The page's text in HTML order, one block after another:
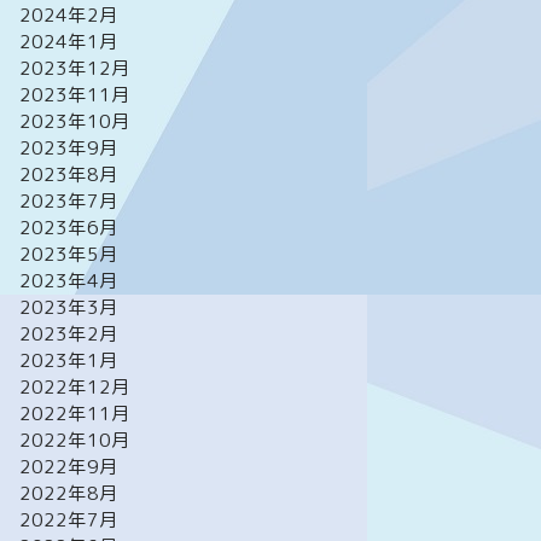
2024年2月
2024年1月
2023年12月
2023年11月
2023年10月
2023年9月
2023年8月
2023年7月
2023年6月
2023年5月
2023年4月
2023年3月
2023年2月
2023年1月
2022年12月
2022年11月
2022年10月
2022年9月
2022年8月
2022年7月